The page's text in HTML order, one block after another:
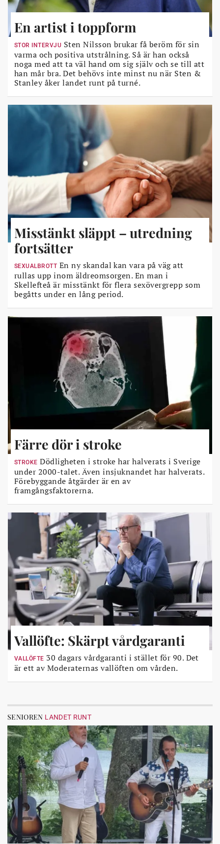
En artist i toppform
STOR INTERVJU Sten Nilsson brukar få beröm för sin
varma och positiva utstrålning. Så är han också
noga med att ta väl hand om sig själv och se till att
han mår bra. Det behövs inte minst nu när Sten &
Stanley åker landet runt på turné.
Misstänkt släppt – utredning
fortsätter
SEXUALBROTT En ny skandal kan vara på väg att
rullas upp inom äldreomsorgen. En man i
Skellefteå är misstänkt för flera sexövergrepp som
begåtts under en lång period.
Färre dör i stroke
STROKE Dödligheten i stroke har halverats i Sverige
under 2000-talet. Även insjuknandet har halverats.
Förebyggande åtgärder är en av
framgångsfaktorerna.
Vallöfte: Skärpt vårdgaranti
VALLÖFTE 30 dagars vårdgaranti i stället för 90. Det
är ett av Moderaternas vallöften om vården.
SENIOREN LANDET RUNT